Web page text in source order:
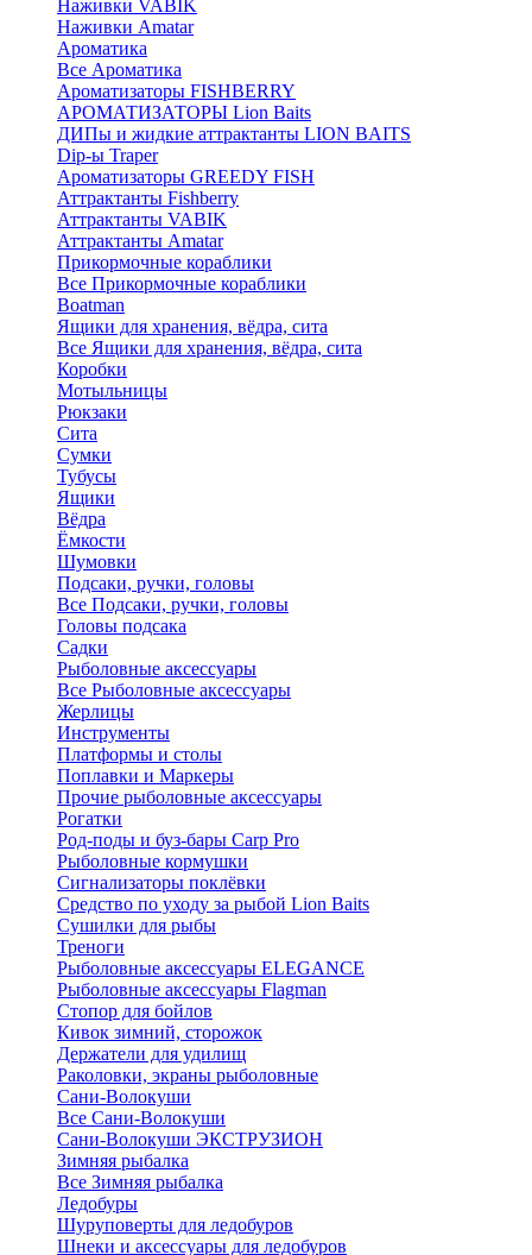
Наживки VABIK
Наживки Amatar
Ароматика
Все Ароматика
Ароматизаторы FISHBERRY
АРОМАТИЗАТОРЫ Lion Baits
ДИПы и жидкие аттрактанты LION BAITS
Dip-ы Traper
Ароматизаторы GREEDY FISH
Аттрактанты Fishberry
Аттрактанты VABIK
Аттрактанты Amatar
Прикормочные кораблики
Все Прикормочные кораблики
Boatman
Ящики для хранения, вёдра, сита
Все Ящики для хранения, вёдра, сита
Коробки
Мотыльницы
Рюкзаки
Сита
Сумки
Тубусы
Ящики
Вёдра
Ёмкости
Шумовки
Подсаки, ручки, головы
Все Подсаки, ручки, головы
Головы подсака
Садки
Рыболовные аксессуары
Все Рыболовные аксессуары
Жерлицы
Инструменты
Платформы и столы
Поплавки и Маркеры
Прочие рыболовные аксессуары
Рогатки
Род-поды и буз-бары Carp Pro
Рыболовные кормушки
Сигнализаторы поклёвки
Средство по уходу за рыбой Lion Baits
Сушилки для рыбы
Треноги
Рыболовные аксессуары ELEGANCE
Рыболовные аксессуары Flagman
Стопор для бойлов
Кивок зимний, сторожок
Держатели для удилищ
Раколовки, экраны рыболовные
Сани-Волокуши
Все Сани-Волокуши
Сани-Волокуши ЭКСТРУЗИОН
Зимняя рыбалка
Все Зимняя рыбалка
Ледобуры
Шуруповерты для ледобуров
Шнеки и аксессуары для ледобуров